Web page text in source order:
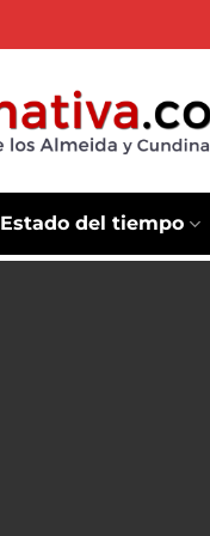
Estado del tiempo